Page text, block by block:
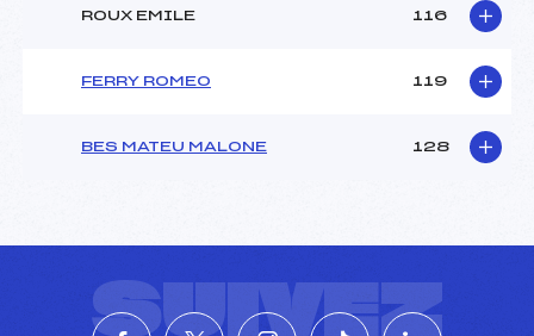
ROUX EMILE 116
FERRY ROMEO 119
BES MATEU MALONE 128
SUIVEZ